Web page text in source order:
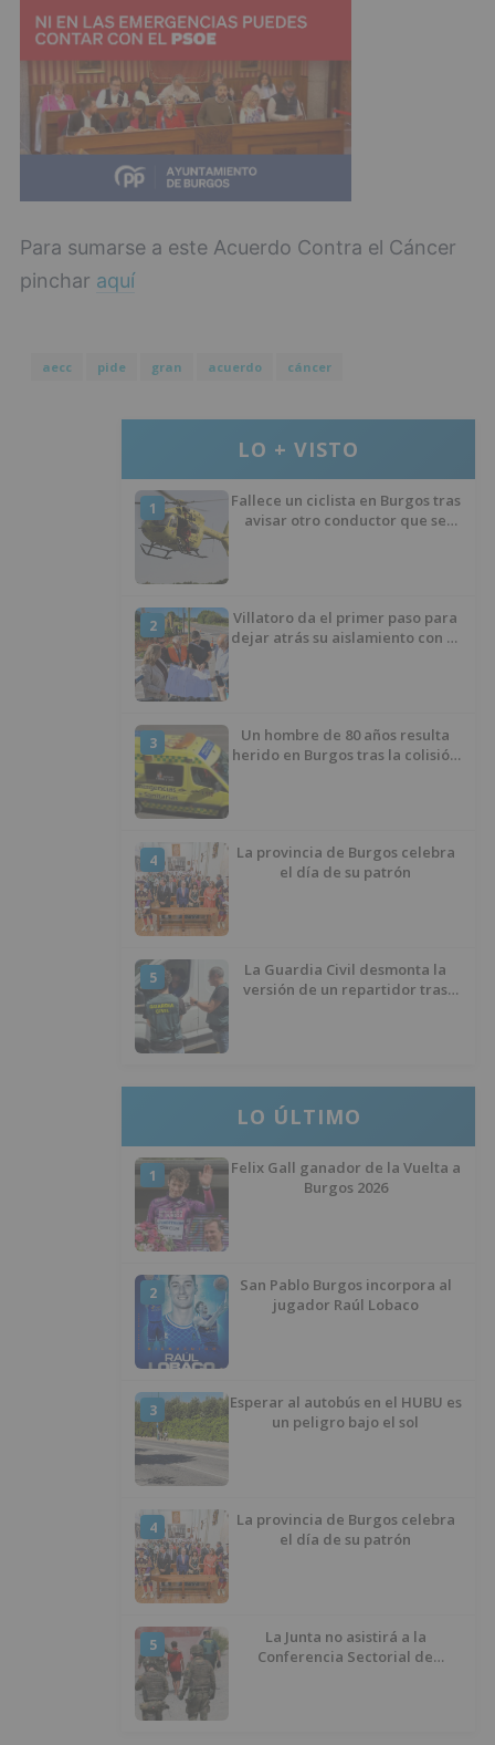
Para sumarse a este Acuerdo Contra el Cáncer
pinchar aquí
aecc pide gran acuerdo cáncer
LO + VISTO
1
Fallece un ciclista en Burgos tras
avisar otro conductor que se
2
Villatoro da el primer paso para
dejar atrás su aislamiento con el
3
Un hombre de 80 años resulta
herido en Burgos tras la colisión
4
La provincia de Burgos celebra
el día de su patrón
5
La Guardia Civil desmonta la
versión de un repartidor tras
LO ÚLTIMO
1
Felix Gall ganador de la Vuelta a
Burgos 2026
2
San Pablo Burgos incorpora al
jugador Raúl Lobaco
3
Esperar al autobús en el HUBU es
un peligro bajo el sol
4
La provincia de Burgos celebra
el día de su patrón
5
La Junta no asistirá a la
Conferencia Sectorial de